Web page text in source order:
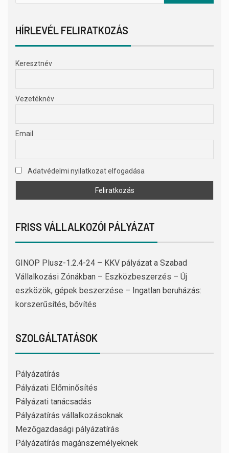
HÍRLEVÉL FELIRATKOZÁS
Keresztnév
Vezetéknév
Email
Adatvédelmi nyilatkozat elfogadása
FRISS VÁLLALKOZÓI PÁLYÁZAT
GINOP Plusz-1.2.4-24 – KKV pályázat a Szabad
Vállalkozási Zónákban – Eszközbeszerzés – Új
eszközök, gépek beszerzése – Ingatlan beruházás:
korszerűsítés, bővítés
SZOLGÁLTATÁSOK
Pályázatírás
Pályázati Előminősítés
Pályázati tanácsadás
Pályázatírás vállalkozásoknak
Mezőgazdasági pályázatírás
Pályázatírás magánszemélyeknek